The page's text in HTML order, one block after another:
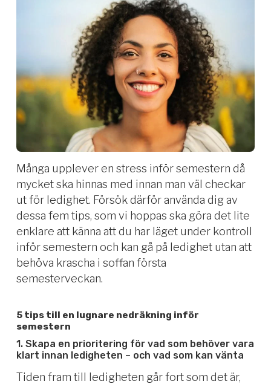
Många upplever en stress inför semestern då
mycket ska hinnas med innan man väl checkar
ut för ledighet. Försök därför använda dig av
dessa fem tips, som vi hoppas ska göra det lite
enklare att känna att du har läget under kontroll
inför semestern och kan gå på ledighet utan att
behöva krascha i soffan första
semesterveckan.
5 tips till en lugnare nedräkning inför
semestern
1. Skapa en prioritering för vad som behöver vara
klart innan ledigheten – och vad som kan vänta
Tiden fram till ledigheten går fort som det är,